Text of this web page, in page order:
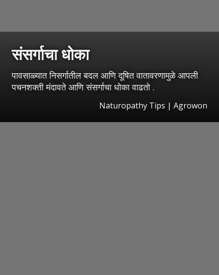
संसर्गाचा धोका
पावसाळ्यात निसर्गातील बदल आणि दूषित वातावरणामुळे आपली
पचनशक्ती मंदावते आणि संसर्गाचा धोका वाढतो .
Naturopathy Tips | Agrowon